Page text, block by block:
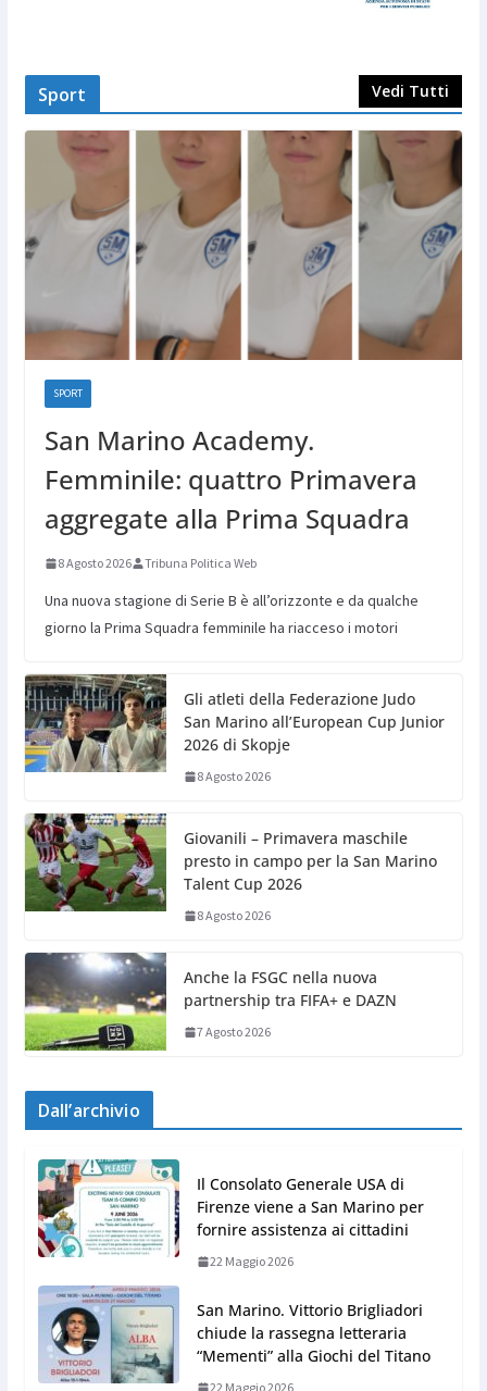
Sport Vedi Tutti
SPORT
San Marino Academy.
Femminile: quattro Primavera
aggregate alla Prima Squadra
8 Agosto 2026 Tribuna Politica Web
Una nuova stagione di Serie B è all’orizzonte e da qualche
giorno la Prima Squadra femminile ha riacceso i motori
Gli atleti della Federazione Judo
San Marino all’European Cup Junior
2026 di Skopje
8 Agosto 2026
Giovanili – Primavera maschile
presto in campo per la San Marino
Talent Cup 2026
8 Agosto 2026
Anche la FSGC nella nuova
partnership tra FIFA+ e DAZN
7 Agosto 2026
Dall’archivio
Il Consolato Generale USA di
Firenze viene a San Marino per
fornire assistenza ai cittadini
22 Maggio 2026
San Marino. Vittorio Brigliadori
chiude la rassegna letteraria
“Mementi” alla Giochi del Titano
22 Maggio 2026